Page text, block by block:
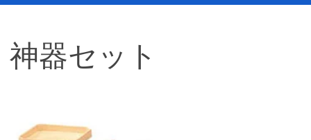
神器セット